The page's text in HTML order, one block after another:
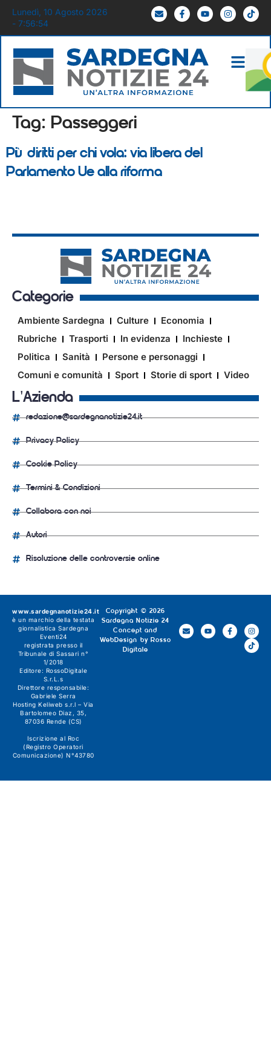
Lunedì, 10 Agosto 2026
- 7:56:54
Tag: Passeggeri
Più diritti per chi vola: via libera del
Parlamento Ue alla riforma
Categorie
Ambiente Sardegna Culture
Economia
Rubriche
Trasporti In evidenza
Inchieste
Politica
Sanità
Persone e personaggi
Comuni e comunità
Sport Storie di sport Video
L'Azienda
redazione@sardegnanotizie24.it
Privacy Policy
Cookie Policy
Termini & Condizioni
Collabora con noi
Autori
Risoluzione delle controversie online
Copyright © 2026
Sardegna Notizie 24
Concept and
WebDesign by Rosso
Digitale
www.sardegnanotizie24.it
è un marchio della testata
giornalistica Sardegna
Eventi24
registrata presso il
Tribunale di Sassari n°
1/2018
Editore: RossoDigitale
S.r.L.s
Direttore responsabile:
Gabriele Serra
Hosting Keliweb s.r.l – Via
Bartolomeo Diaz, 35,
87036 Rende (CS)
Iscrizione al Roc
(Registro Operatori
Comunicazione) N°43780